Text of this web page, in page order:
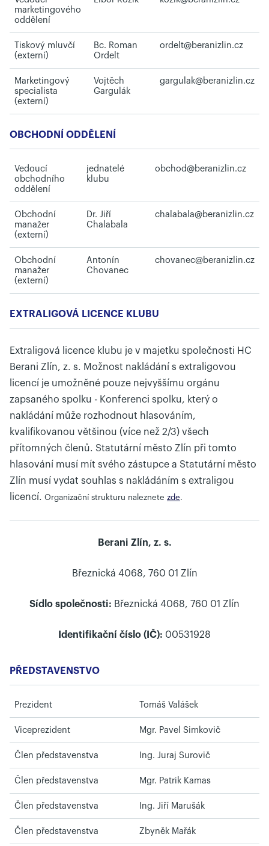
marketingového
oddělení
Tiskový mluvčí
(externí)
Bc. Roman
Ordelt
ordelt@beranizlin.cz
Marketingový
specialista
(externí)
Vojtěch
Gargulák
gargulak@beranizlin.cz
OBCHODNÍ ODDĚLENÍ
Vedoucí
obchodního
oddělení
jednatelé
klubu
obchod@beranizlin.cz
Obchodní
manažer
(externí)
Dr. Jiří
Chalabala
chalabala@beranizlin.cz
Obchodní
manažer
(externí)
Antonín
Chovanec
chovanec@beranizlin.cz
EXTRALIGOVÁ LICENCE KLUBU
Extraligová licence klubu je v majetku společnosti HC
Berani Zlín, z. s. Možnost nakládání s extraligovou
licencí je umožněné pouze nejvyššímu orgánu
zapsaného spolku - Konferenci spolku, který o
nakládání může rozhodnout hlasováním,
kvalifikovanou většinou (více než 2/3) všech
přítomných členů. Statutární město Zlín při tomto
hlasování musí mít svého zástupce a Statutární město
Zlín musí vydat souhlas s nakládáním s extraligou
licencí. Organizační strukturu naleznete zde.
Berani Zlín, z. s.
Březnická 4068, 760 01 Zlín
Sídlo společnosti: Březnická 4068, 760 01 Zlín
Identifikační číslo (IČ): 00531928
PŘEDSTAVENSTVO
Prezident Tomáš Valášek
Viceprezident Mgr. Pavel Simkovič
Člen představenstva Ing. Juraj Surovič
Člen představenstva Mgr. Patrik Kamas
Člen představenstva Ing. Jiří Marušák
Člen představenstva Zbyněk Mařák